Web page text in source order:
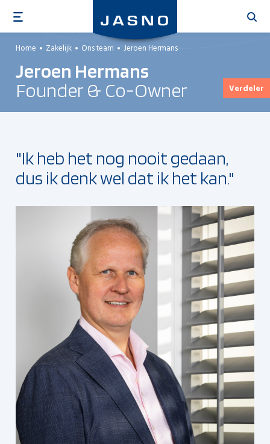
naar
inhoud
gaan
Verdeler
Home Zakelijk Ons team Jeroen Hermans
Jeroen Hermans
Founder & Co-Owner
"Ik heb het nog nooit gedaan,
dus ik denk wel dat ik het kan."